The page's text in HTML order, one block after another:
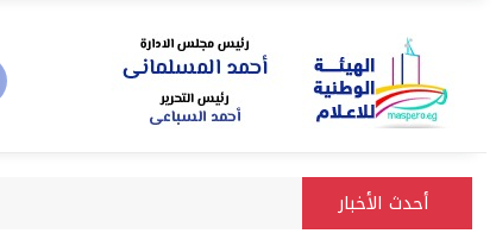
أحدث الأخبار